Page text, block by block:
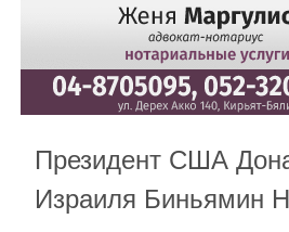
Президент США
Израиля Биньямин